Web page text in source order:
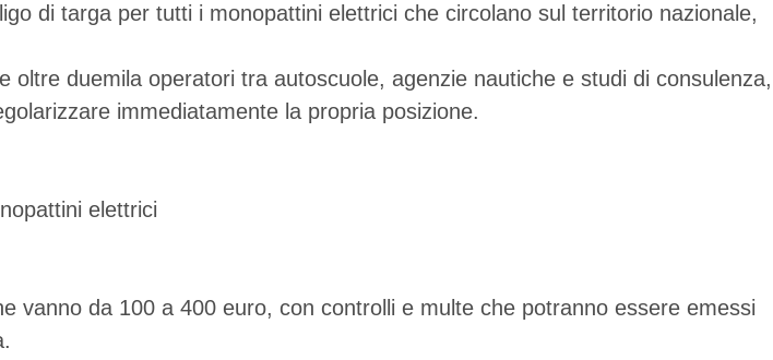
di targa per tutti i monopattini elettrici che circolano sul territorio nazionale,
duemila operatori tra autoscuole, agenzie nautiche e studi di consulenza,
immediatamente la propria posizione.
vanno da 100 a 400 euro, con controlli e multe che potranno essere emessi